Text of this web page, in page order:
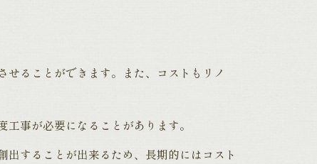
ることができます。また、コストもリノ
事が必要になることがあります。
することが出来るため、長期的にはコスト